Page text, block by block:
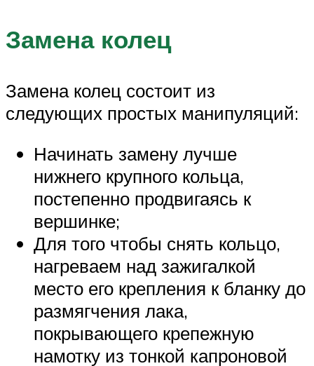
Замена колец
Замена колец состоит из
следующих простых манипуляций:
Начинать замену лучше
нижнего крупного кольца,
постепенно продвигаясь к
вершинке;
Для того чтобы снять кольцо,
нагреваем над зажигалкой
место его крепления к бланку до
размягчения лака,
покрывающего крепежную
намотку из тонкой капроновой